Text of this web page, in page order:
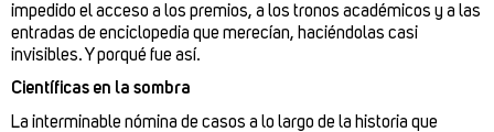
impedido el acceso a los premios, a los tronos académicos y a las
entradas de enciclopedia que merecían, haciéndolas casi
invisibles. Y porqué fue así.
Científicas en la sombra
La interminable nómina de casos a lo largo de la historia que